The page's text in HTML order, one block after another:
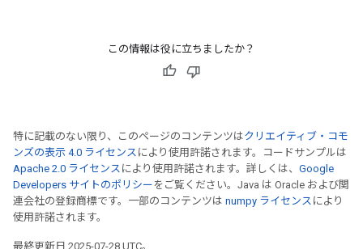
この情報は役に立ちましたか？
特に記載のない限り、このページのコンテンツはクリエイティブ・コモ
ンズの表示 4.0 ライセンス により使用許諾されます。コードサンプルは
Apache 2.0 ライセンス により使用許諾されます。詳しくは、 Google
Developers サイトのポリシー をご覧ください。Java は Oracle および関
連会社の登録商標です。一部のコンテンツは numpy ライセンス により
使用許諾されます。
最終更新日 2025-07-28 UTC。